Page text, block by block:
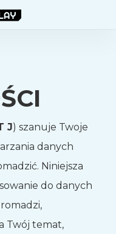
J) szanuje Twoje
danych
Niniejsza
do danych
Twój temat,